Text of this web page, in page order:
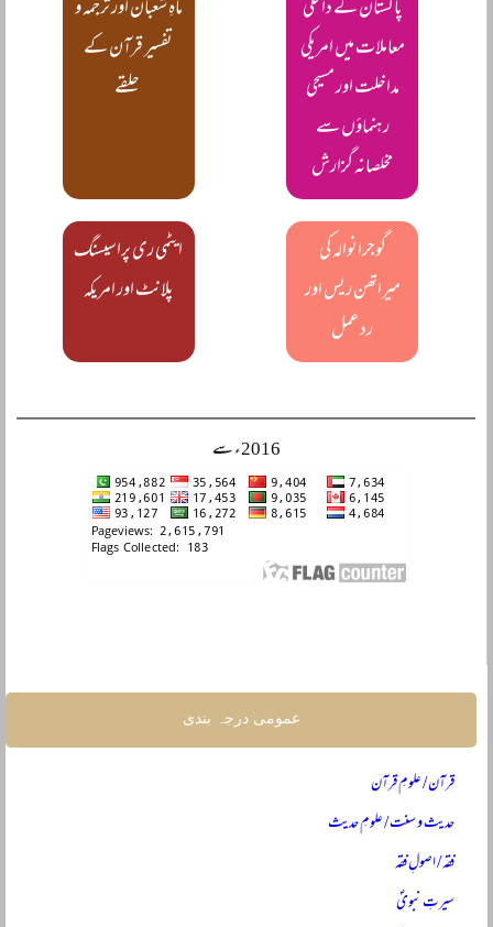
پاکستان کے داخلی
معاملات میں امریکی
مداخلت اور مسیحی
رہنماؤں سے
مخلصانہ گزارش
ماہِ شعبان اور ترجمہ و
تفسیر قرآن کے
حلقے
گوجرانوالہ کی
میراتھن ریس اور
ردعمل
ایٹمی ری پراسیسنگ
پلانٹ اور امریکہ
2016ء سے
عمومی درجہ بندی
قرآن / علومِ قرآن
حدیث و سنت / علومِ حدیث
فقہ / اصولِ فقہ
سیرتِ نبویؐ